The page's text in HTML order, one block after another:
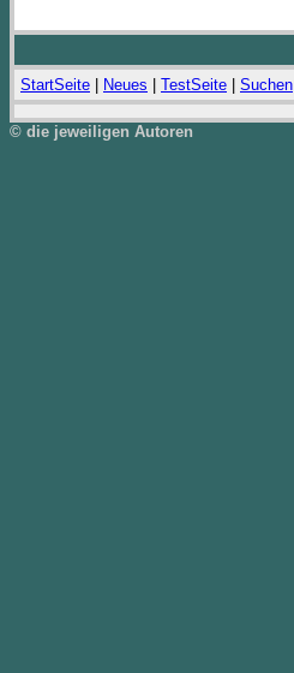
StartSeite Neues TestSeite Suchen
© die jeweiligen Autoren